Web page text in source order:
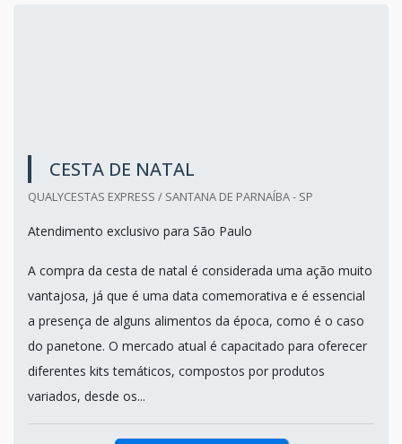
CESTA DE NATAL
QUALYCESTAS EXPRESS / SANTANA DE PARNAÍBA - SP
Atendimento exclusivo para São Paulo
A compra da cesta de natal é considerada uma ação muito
vantajosa, já que é uma data comemorativa e é essencial
a presença de alguns alimentos da época, como é o caso
do panetone. O mercado atual é capacitado para oferecer
diferentes kits temáticos, compostos por produtos
variados, desde os...